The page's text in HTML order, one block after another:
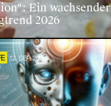
Ein wachsender
2026
12. SEP. 2024